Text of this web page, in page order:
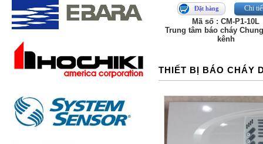
Đặt hàng Chi
Mã số : CM-P1-10L
Trung tâm báo cháy
kênh
THIẾT BỊ BÁO CHÁY